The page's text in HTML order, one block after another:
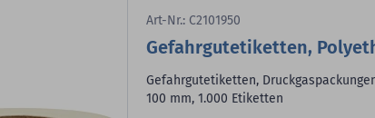
Art-Nr.: C2101950
Gefahrgutetiketten,
Gefahrgutetiketten,
100 mm, 1.000 Etiketten